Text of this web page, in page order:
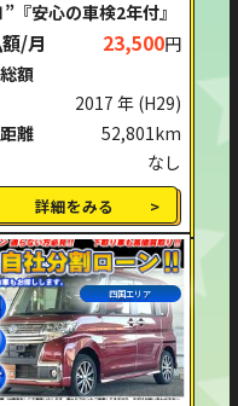
『安心の車検2年付』
/月 23,500円
額
2017 年 (H29)
離
52,801km
なし
詳細をみる
四国エリア